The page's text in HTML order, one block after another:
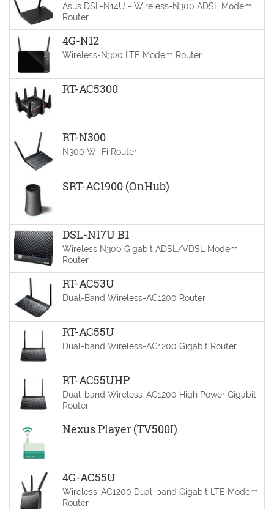
Asus DSL-N14U - Wireless-N300 ADSL Modem
Router
4G-N12
Wireless-N300 LTE Modem Router
RT-AC5300
RT-N300
N300 Wi-Fi Router
SRT-AC1900 (OnHub)
DSL-N17U B1
Wireless N300 Gigabit ADSL/VDSL Modem
Router
RT-AC53U
Dual-Band Wireless-AC1200 Router
RT-AC55U
Dual-band Wireless-AC1200 Gigabit Router
RT-AC55UHP
Dual-band Wireless-AC1200 High Power Gigabit
Router
Nexus Player (TV500I)
4G-AC55U
Wireless-AC1200 Dual-band Gigabit LTE Modem
Router